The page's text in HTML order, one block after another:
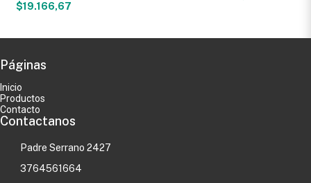
$19.166,67
Páginas
Inicio
Productos
Contacto
Contactanos
Padre Serrano 2427
3764561664